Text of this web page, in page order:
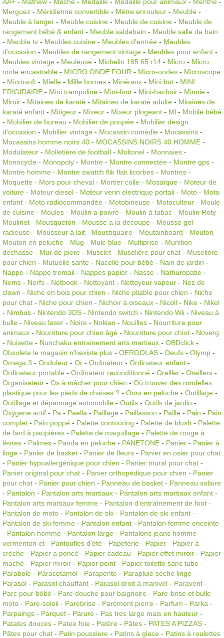
Merguez - Méridienne convertible - Mètre enrouleur - Meuble -
Meuble à langer - Meuble cuisine - Meuble de cuisine - Meuble de
rangement bébé & enfant - Meuble saldebain - Meuble salle de bain
- Meuble tv - Meubles cuisine - Meubles d'entrée - Meubles
d'occasion - Meubles de rangement vintage - Meubles pour enfant -
Meubles vintage - Meuleuse - Michelin 185 65 r14 - Micro - Micro
onde encastrable - MICRO ONDE FOUR - Micro-ondes - Microscope
- Microsoft - Mielle - Mille bornes - Minéraux - Mini but - MINI
FRIGIDAIRE - Mini trampoline - Mini-four - Mini-hachoir - Minnie -
Miroir - Mitaines de karaté - Mitaines de karaté adulte - Mitaines de
karaté enfant - Mitigeur - Mixeur - Mixeur plogeant - Ml - Mobile bébé
- Mobilier de bureau - Mobilier de poupée - Mobilier design
d'occasion - Mobilier vintage - Mocassin comédie - Mocassins -
Mocassins homme noirs 40 - MOCASSINS NOIRS 40 HOMME -
Modulateur - Molletière de football - Moltonel - Monnaies -
Monocycle - Monopoly - Montre - Montre connectée - Montre gps -
Montre homme - Montre swatch flik flak licorbes - Montres -
Moquette - Mors pour cheval - Mortier colle - Mosaïque - Moteur de
voiture - Moteur diesel - Moteur verin electrique portail - Moto - Moto
enfant - Moto radiocommandée - Motobineuse - Motoculteur - Moule
de cuisine - Moules - Moulin a poivre - Moulin à tabac - Moulin Roty -
Moulinet - Mousqueton - Mousse a la decoupe - Mousse gel
radieuse - Mousseur à lait - Moustiquaire - Moutainboard - Mouton -
Mouton en peluche - Mug - Mule blue - Multiprise - Munition
dechasse - Mur de piere - Musclet - Muselière pour chat - Muselière
pour chien - Mutuelle sante - Nacelle pour bébé - Nain de jardin -
Nappe - Nappe tremail - Nappes papier - Nasse - Nathuropatie -
Nems - Nerfs - Netbook - Nettoyant - Nettoyeur vapeur - Nez de
clown - Niche en bois pour chien - Niche pliable pour chien - Niche
pour chat - Niche pour chien - Nichoir à oiseaux - Nicoll - Nike - Nikel
- Nimbus - Nintendo 3DS - Nintendo switch - Nintendo Wii - Niveau à
bulle - Niveau laser - Noire - Nokian - Nouilles - Nourriture pour
animaux - Nourriture pour chien âgé - Nourriture pour chiot - Noverg
- Nuisette - Nunchaku entrainement arts martiaux - OBDclick -
Obsolete le magasin n'hexiste plus - OERGOLAS - Oeufs - Olymp -
Omega 3 - Onduleur - Or - Ordinateur - Ordinateur enfant -
Ordinateur portable - Ordinateur reconditionné - Oreiller - Oreillers -
Organisateur - Os à mâcher pour chien - Où trouver des rondelles
plastique pour les pieds de chaises ? - Ours en peluche - Outillage -
Outillage et dépannage automobile - Outils - Outils de jardin -
Oxygene actif - Pa - Paella - Paillage - Paillasson - Paille - Pain - Pain
complet - Pain poppé - Palette contouring - Palette de blush - Palette
de fard à paupières - Palette de maquillage - Palette de rouge à
lèvres - Palmes - Panda en peluche - PANETONE - Panier - Panier à
linge - Panier de basket - Panier de fleurs - Panier en osier pour chat
- Panier hypoallergénique pour chien - Panier mural pour chat -
Panier original pour chat - Panier orthopédique pour chien - Panier
pour chat - Panier pour chien - Panneau de basket - Panneau solaire
- Pantalon - Pantalon arts martiaux - Pantalon arts martiaux enfant -
Pantalon arts martiaux femme - Pantalon d'entraînement de foot -
Pantalon de moto - Pantalon de ski - Pantalon de ski enfant -
Pantalon de ski femme - Pantalon enfant - Pantalon femme enceinte
- Pantalon homme - Pantalon large - Pantalons jeans homme
vermenton et - Pantoufles d'été - Papeterie - Papier - Papier à
crèche - Papier a poncè - Papier cadeau - Papier effet miroir - Papier
maché - Papier miroir - Papier peint - Papier toilette sans tube -
Parabole - Paracetamol - Parapente - Parapluie seche linge -
Parasol - Parasol chauffant - Parasol droit à manivel - Paravent -
Parc pour bébé - Pare douche pour baignoire - Pare-brise et bulle
moto - Pare-soleil - Parebrise - Parement pierre - Parfum - Parka -
Parpaings - Parquet - Parure - Pas tres large mais en hauteur -
Patates douces - Patee foie - Patère - Pâtes - PATES A PIZZAS -
Pâtes pour chat - Patin poussiere - Patins à glace - Patins à roulettes